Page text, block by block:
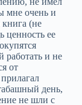
мне очень и
(не
ценность ее
работать и не
от
день,
не шли с